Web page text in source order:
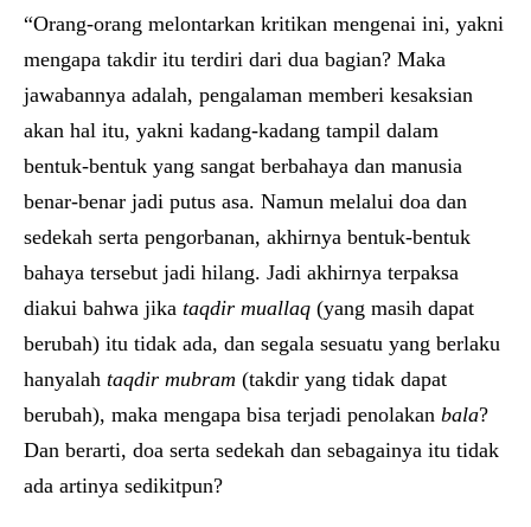
“Orang-orang melontarkan kritikan mengenai ini, yakni
mengapa takdir itu terdiri dari dua bagian? Maka
jawabannya adalah, pengalaman memberi kesaksian
akan hal itu, yakni kadang-kadang tampil dalam
bentuk-bentuk yang sangat berbahaya dan manusia
benar-benar jadi putus asa. Namun melalui doa dan
sedekah serta pengorbanan, akhirnya bentuk-bentuk
bahaya tersebut jadi hilang. Jadi akhirnya terpaksa
diakui bahwa jika taqdir muallaq (yang masih dapat
berubah) itu tidak ada, dan segala sesuatu yang berlaku
hanyalah taqdir mubram (takdir yang tidak dapat
berubah), maka mengapa bisa terjadi penolakan bala?
Dan berarti, doa serta sedekah dan sebagainya itu tidak
ada artinya sedikitpun?